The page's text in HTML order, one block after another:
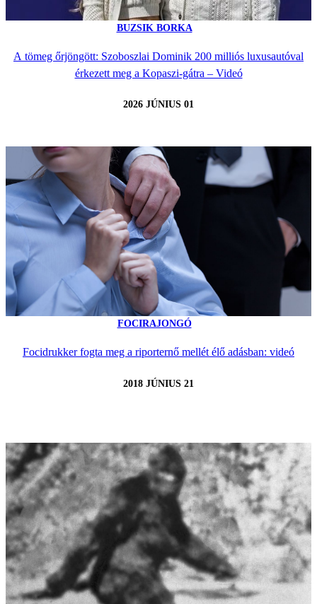
BUZSIK BORKA
A tömeg őrjöngött: Szoboszlai Dominik 200 milliós luxusautóval
érkezett meg a Kopaszi-gátra – Videó
2026 JÚNIUS 01
FOCIRAJONGÓ
Focidrukker fogta meg a riporternő mellét élő adásban: videó
2018 JÚNIUS 21